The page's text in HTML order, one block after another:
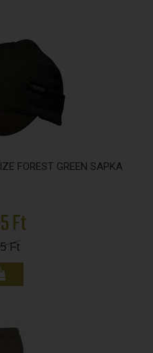
FOREST GREEN SAPKA
Ft
Ft